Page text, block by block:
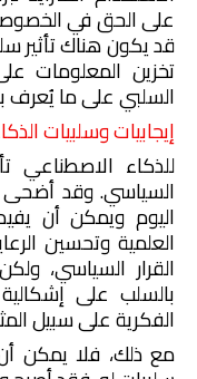
على الحق في
قد يكون هناك تأثير
تخزين المعلومات
السلبي على ما يُعرف
إيجابيات وسلبياتال
للذكاء الاصطناعي
السياسي. وقد أضحى
اليوم ويمكن أن
العلمية وتحسين
القرار السياسي،
بالسلب على
الفكرية على سبيل
مع ذلك، فلا يمكن